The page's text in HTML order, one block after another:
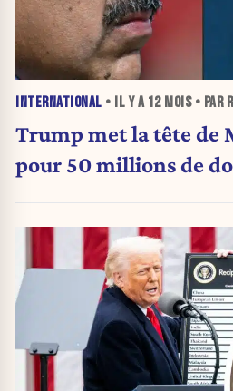
INTERNATIONAL • IL Y A 12 MOIS• PAR
Trump met la tête de
pour 50 millions de